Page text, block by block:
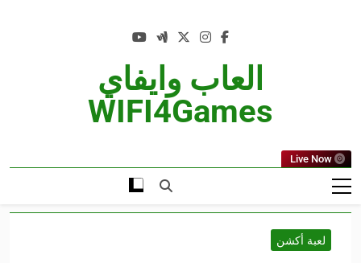
العاب وايفاي
WIFI4Games
Live Now
لعبة أكشن